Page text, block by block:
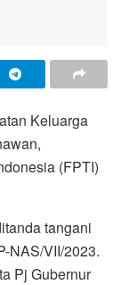
Keluarga
(FPTI)
tangani
NAS/VII/2023.
Pj Gubernur